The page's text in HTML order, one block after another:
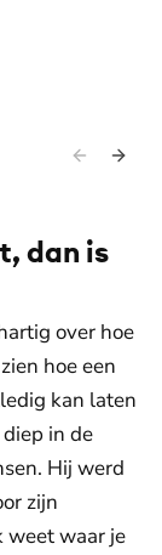
dan is
over hoe
hoe een
kan laten
in de
Hij werd
zijn
weet waar je